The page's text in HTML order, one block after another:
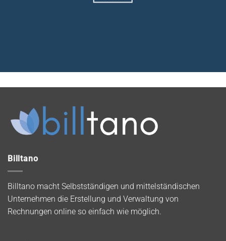
Billtano
Billtano macht Selbstständigen und mittelständischen
Unternehmen die Erstellung und Verwaltung von
Rechnungen online so einfach wie möglich.